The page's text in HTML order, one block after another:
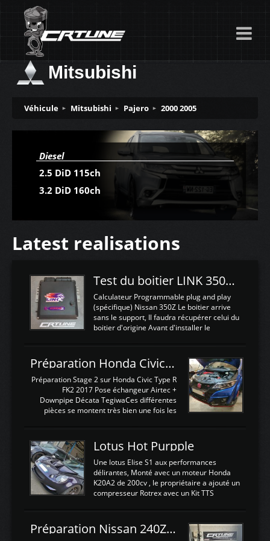
Mitsubishi
Véhicule Mitsubishi Pajero 2000 2005
Diesel
2.5 DiD 115ch
3.2 DiD 160ch
Latest realisations
Test du boitier LINK 350Z Plugin ECU
Calculateur Programmable plug and play
(spécifique) Nissan 350Z Le boitier arrive
sans le support, Il faudra récupérer celui du
boitier d'origine Avant d'installer le
d'envoyer l'information de la large bande
dans le boitier. sydney sweeney deepfake
La sortie 0-5V de l'afr sera connectée sur
l'entrée AN Volt 8 et GndAN pour
Analogique, et Volt car l'information est une
tension (Pas une résistance variable d'un
est temps de brancher le ...
Préparation Honda Civic Type R FK2
Préparation Stage 2 sur Honda Civic Type R
FK2 2017 Pose échangeur Airtec +
Downpipe Décata TegiwaCes différentes
pièces se montent très bien une fois les
légere découpe du plastique inferieur,
negénant en rien la structure ou le
fonctionnement du fond plat. Une
reprogrammation Stage 2 est faite sur le
calculateur d'origine. Une alternative
économique au passage sur Hondata
d'origine 310cv et 400Nn , Une fois
reprogrammé et les ...
Lotus Hot Purpple
Une lotus Elise S1 aux performances
délirantes, Monté avec un moteur Honda
K20A2 de 200cv , le propriétaire a ajouté un
compresseur Rotrex avec un Kit TTS
d'augmenter la puissance de son moteur:
un watercooler a été ajouté. 300Cv sans
Préparation Nissan 240Z SR20DET